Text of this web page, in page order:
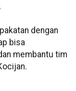
dengan
bisa
membantu tim